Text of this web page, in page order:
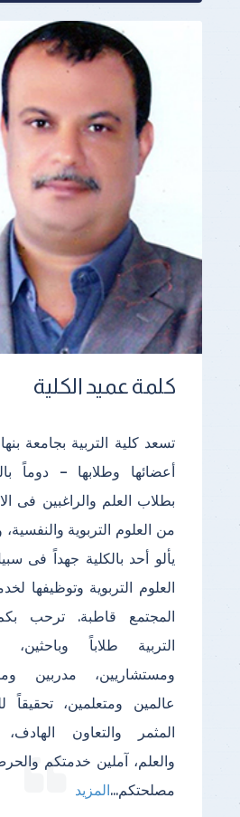
كلمة عميد الكلية
تسعد كلية التربية بجامعة
أعضائها وطلابها – دوماً
بطلاب العلم والراغبين فى
من العلوم التربوية والنفسية،
يألو أحد بالكلية جهداً فى
العلوم التربوية وتوظيفها
المجتمع قاطبة. ترحب
التربية طلاباً وباحثين،
ومستشاريين، مدربين
عالمين ومتعلمين، تحقيقاً
المثمر والتعاون الهادف،
والعلم، آملين خدمتكم
مصلحتكم...المزيد